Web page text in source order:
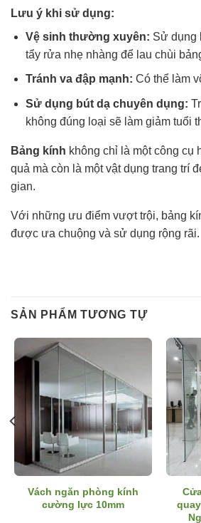
Lưu ý khi sử dụng:
Vệ sinh thường xuyên: Sử dụng
tẩy rửa nhẹ nhàng để lau chùi
Tránh va đập mạnh: Có thể làm
Sử dụng bút dạ chuyên dụng:
không đúng loại sẽ làm giảm tuổi
Bảng kính không chỉ là một công cụ
quả mà còn là một vật dụng trang trí
gian.
Với những ưu điểm vượt trội, bảng
được ưa chuộng và sử dụng rộng rãi.
SẢN PHẨM TƯƠNG TỰ
Vách ngăn phòng kính
cường lực 10mm